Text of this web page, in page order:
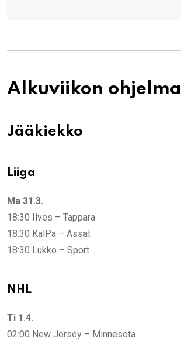
Alkuviikon ohjelma
Jääkiekko
Liiga
Ma 31.3.
18:30 Ilves – Tappara
18:30 KalPa – Ässät
18:30 Lukko – Sport
NHL
Ti 1.4.
02:00 New Jersey – Minnesota